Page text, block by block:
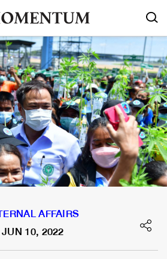
AFFAIRS
JUN 10, 2022